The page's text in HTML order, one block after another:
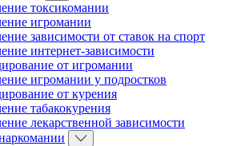
токсикомании
игромании
зависимости от ставок на спорт
интернет-зависимости
от игромании
игромании у подростков
от курения
табакокурения
лекарственной зависимости